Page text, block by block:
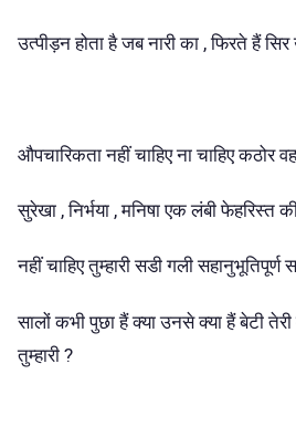
उत्पीड़न होता है जब नारी का , फिरते हैं सिर
औपचारिकता नहीं चाहिए ना चाहिए कठोर
सुरेखा , निर्भया , मनिषा एक लंबी फेहरिस्त
नहीं चाहिए तुम्हारी सडी गली सहानुभूतिपूर्ण
सालों कभी पुछा हैं क्या उनसे क्या हैं बेटी तेरी
तुम्हारी ?